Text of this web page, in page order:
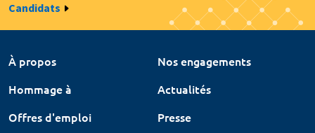
Candidats
À propos
Nos engagements
Hommage à
Actualités
Offres d'emploi
Presse